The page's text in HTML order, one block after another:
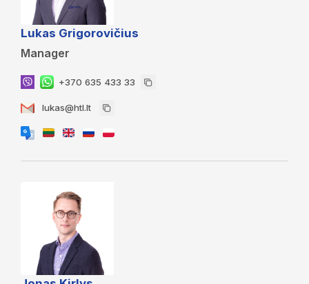
Lukas Grigorovičius
Manager
+370 635 433 33
lukas@htl.lt